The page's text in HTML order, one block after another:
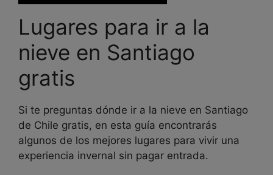
Lugares para ir a la
nieve en Santiago
gratis
Si te preguntas dónde ir a la nieve en Santiago
de Chile gratis, en esta guía encontrarás
algunos de los mejores lugares para vivir una
experiencia invernal sin pagar entrada.